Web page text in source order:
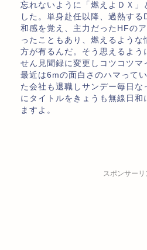
忘れないように「燃えよＤＸ」
した。単身赴任以降、過熱す
和感を覚え、主力だったHFの
ったこともあり、燃えるような
方が有るんだ。そう思えるよう
せん見聞録に変更しコツコツマ
最近は6mの面白さのハマって
た会社も退職しサンデー毎日な
にタイトルをきょうも無線日和
ますよ。
スポンサーリ